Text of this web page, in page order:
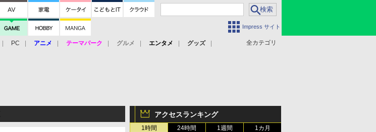
Impress サイト
全カテゴリ
PC アニメ テーマパーク グルメ エンタメ
グッズ
アクセスランキング
1時間 24時間 1週間 1カ月